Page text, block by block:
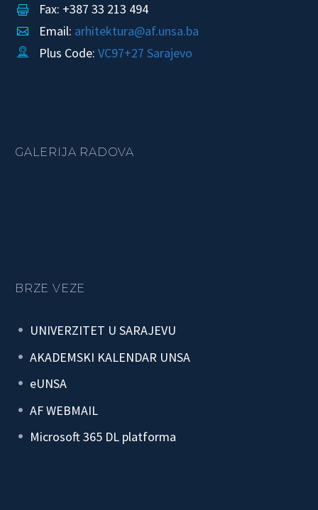

 Fax: +387 33 213 494

 Email: arhitektura@af.unsa.ba

 Plus Code: VC97+27 Sarajevo
GALERIJA RADOVA
BRZE VEZE
UNIVERZITET U SARAJEVU
AKADEMSKI KALENDAR UNSA
eUNSA
AF WEBMAIL
Microsoft 365 DL platforma